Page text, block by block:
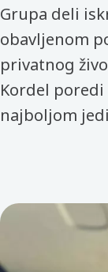
Grupa deli
obavljenom
privatnog
Kordel
najboljom